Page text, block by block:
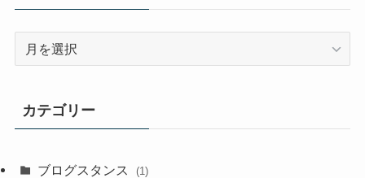
ア
カ
カテゴリー
ブログスタンス (1)